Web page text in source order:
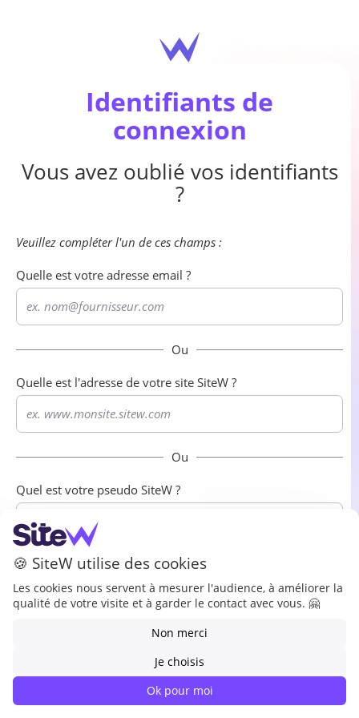
Identifiants de
connexion
Vous avez oublié vos identifiants
?
Veuillez compléter l'un de ces champs :
Quelle est votre adresse email ?
Ou
Quelle est l'adresse de votre site SiteW ?
Ou
Quel est votre pseudo SiteW ?
Renvoyer le mot de passe
🍪 SiteW utilise des cookies
Les cookies nous servent à mesurer l'audience, à améliorer la
qualité de votre visite et à garder le contact avec vous. 🤗
Non merci
Je choisis
Ok pour moi